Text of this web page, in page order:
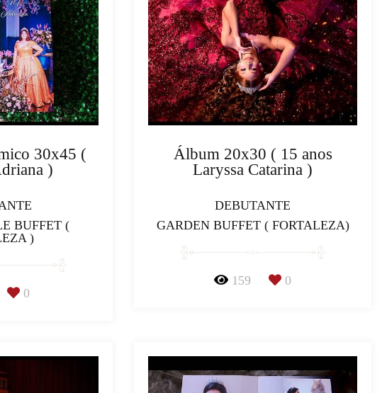
30x45 (
)
BUFFET (
)
0
Álbum 20x30 ( 15 anos
Laryssa Catarina )
DEBUTANTE
GARDEN BUFFET ( FORTALEZA)
159 0